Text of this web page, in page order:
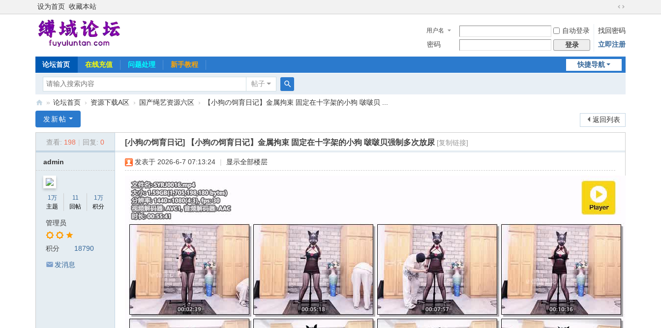
设为首页 收藏本站
切
到
宽
用户名 自动登录
找回密码
密码
登录 立即注册
快捷导航
论坛首页 在线充值 问题处理 新手教程
帖子
搜
域
» 论坛首页 › 资源下载A区 › 国产绳艺资源六区 › 【小狗の饲育日记】金属拘束 固定在十字架的小狗 啵啵贝 ...
返回列表
发新帖
查看: 198 回复: 0 [小狗の饲育日记] 【小狗の饲育日记】金属拘束 固定在十字架的小狗 啵啵贝强制多次放尿 [复制链接]
admin
1万
主题
11
回帖
1万
积分
管理员
积分 18790
发消息
发表于 2026-6-7 07:13:24 显示全部楼层